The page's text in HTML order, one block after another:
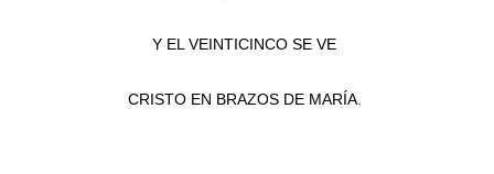
Y EL VEINTICINCO SE VE
CRISTO EN BRAZOS DE MARÍA.